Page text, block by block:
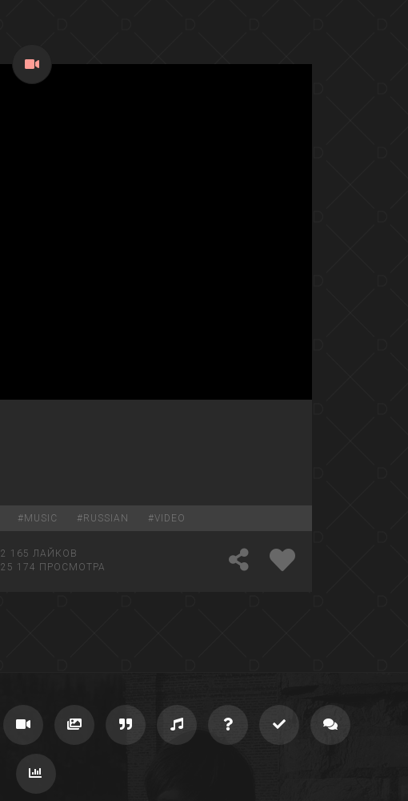
#MUSIC #RUSSIAN #VIDEO
2 165 ЛАЙКОВ
25 174 ПРОСМОТРА